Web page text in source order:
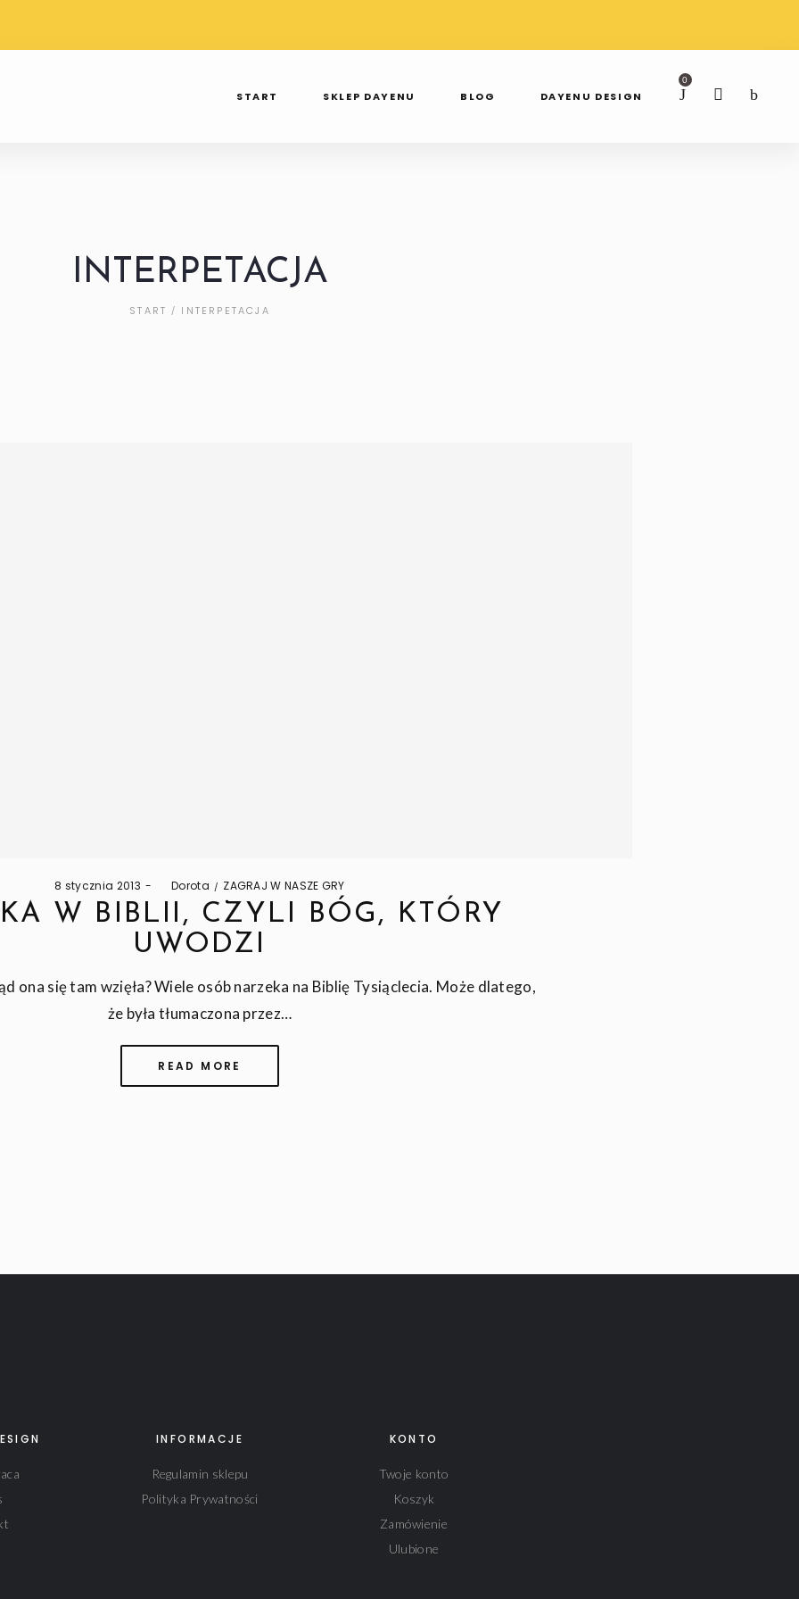
0
START SKLEP DAYENU BLOG DAYENU DESIGN
INTERPETACJA
START / INTERPETACJA
Posted
on
8 stycznia 2013 byDorota
Posted
in
ZAGRAJ W NASZE GRY
W BIBLII, CZYLI BÓG, KTÓRY
UWODZI
ona się tam wzięła? Wiele osób narzeka na Biblię Tysiąclecia. Może dlatego,
że była tłumaczona przez…
READ MORE
INFORMACJE
Regulamin sklepu
Polityka Prywatności
KONTO
Twoje konto
Koszyk
Zamówienie
Ulubione